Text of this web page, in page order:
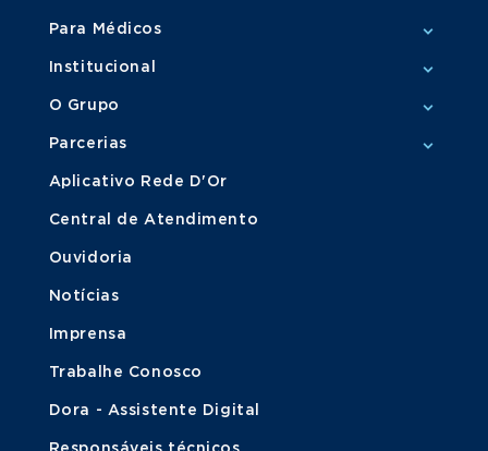
Para Médicos
Institucional
O Grupo
Parcerias
Aplicativo Rede D'Or
Central de Atendimento
Ouvidoria
Notícias
Imprensa
Trabalhe Conosco
Dora - Assistente Digital